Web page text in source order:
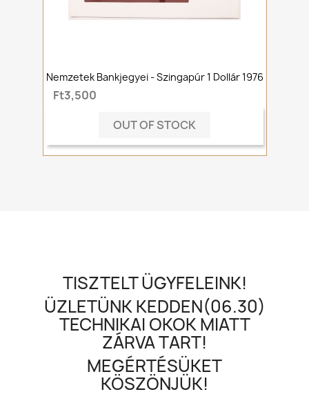
Nemzetek Bankjegyei - Szingapúr 1 Dollár 1976
Ft3,500
OUT OF STOCK
TISZTELT ÜGYFELEINK!
ÜZLETÜNK KEDDEN(06.30)
TECHNIKAI OKOK MIATT
ZÁRVA TART!
MEGÉRTÉSÜKET
KÖSZÖNJÜK!